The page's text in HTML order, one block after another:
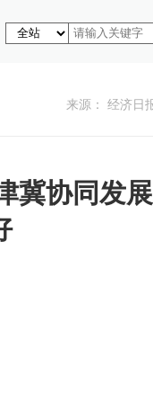
来源： 经济日
冀协同发展